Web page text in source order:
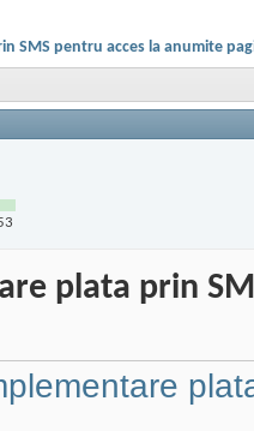
SMS pentru acces la anumite
plata prin